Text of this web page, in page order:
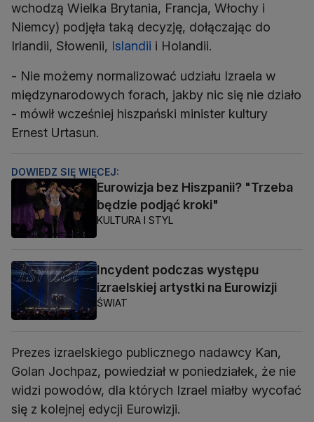
wchodzą Wielka Brytania, Francja, Włochy i
Niemcy) podjęła taką decyzję, dołączając do
Irlandii, Słowenii, Islandii i Holandii.
- Nie możemy normalizować udziału Izraela w
międzynarodowych forach, jakby nic się nie działo
- mówił wcześniej hiszpański minister kultury
Ernest Urtasun.
DOWIEDZ SIĘ WIĘCEJ:
Eurowizja bez Hiszpanii? "Trzeba
będzie podjąć kroki"
KULTURA I STYL
Incydent podczas występu
izraelskiej artystki na Eurowizji
ŚWIAT
Prezes izraelskiego publicznego nadawcy Kan,
Golan Jochpaz, powiedział w poniedziałek, że nie
widzi powodów, dla których Izrael miałby wycofać
się z kolejnej edycji Eurowizji.